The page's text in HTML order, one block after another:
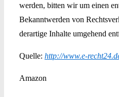
werden, bitten wir um einen
Bekanntwerden von
derartige Inhalte umgehend
Quelle: http://www.e-
Amazon